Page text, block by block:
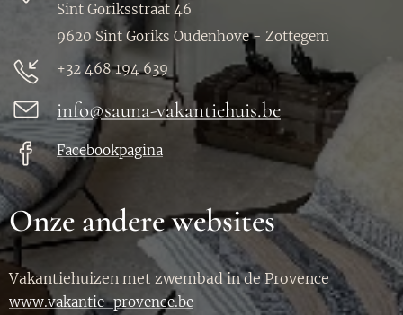
Sint Goriksstraat 46
9620 Sint Goriks Oudenhove - Zottegem
+32 468 194 639
info@sauna-vakantiehuis.be
Facebookpagina
Onze andere websites
Vakantiehuizen met zwembad in de Provence
www.vakantie-provence.be